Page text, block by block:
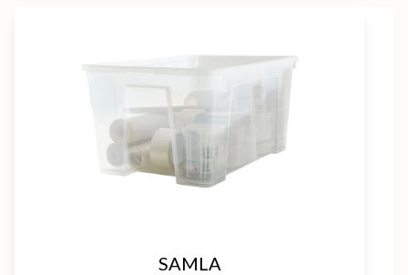
SAMLA